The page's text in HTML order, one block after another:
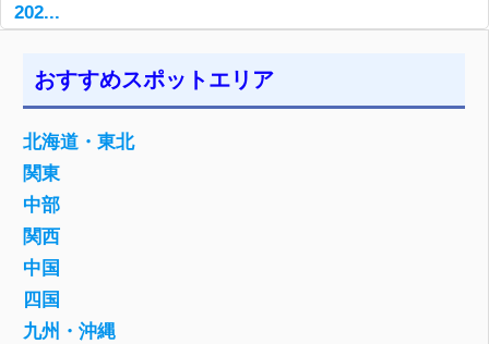
202...
おすすめスポットエリア
北海道・東北
関東
中部
関西
中国
四国
九州・沖縄